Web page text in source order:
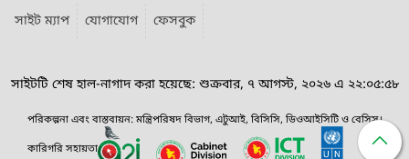
সাইট ম্যাপ যোগাযোগ ফেসবুক
সাইটটি শেষ হাল-নাগাদ করা হয়েছে: শুক্রবার, ৭ আগস্ট, ২০২৬ এ ২২:০৫:৫৮
পরিকল্পনা এবং বাস্তবায়ন: মন্ত্রিপরিষদ বিভাগ, এটুআই, বিসিসি, ডিওআইসিটি ও বেসিস।
কারিগরি সহায়তা